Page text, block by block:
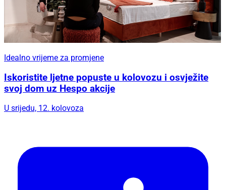
Idealno vrijeme za promjene
Iskoristite ljetne popuste u kolovozu i osvježite
svoj dom uz Hespo akcije
U srijedu, 12. kolovoza